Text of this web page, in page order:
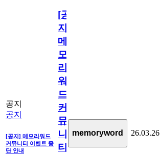
공지
공지
[공지] 메모리워드
커뮤니티 이벤트 중
단 안내
[공
지]
메
모
리
워
드
커
뮤
니
티
memoryword 26.03.26